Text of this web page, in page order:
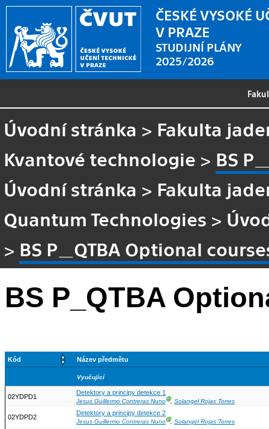
ČESKÉ VYSOKÉ
V PRAZE
STUDIJNÍ PLÁNY
2025/2026
Úvodní stránka > Fakulta
Kvantové technologie > BS
Úvodní stránka > Fakulta
Quantum Technologies >
> BS P_QTBA Optional
BS P_QTBA
Kód Název předmětu
Vyučující
02YDPD1
Detektory a principy detekce 1
Jesus Guillermo Contreras NunoⒼ, Solangel Rojas Torres
02YDPD2
Detektory a principy detekce 2
Jesus Guillermo Contreras NunoⒼ, Solangel Rojas Torres